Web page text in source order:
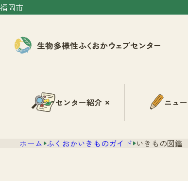
福岡市
センター紹介 ニュ
ホーム ふくおかいきものガイド いきもの図鑑